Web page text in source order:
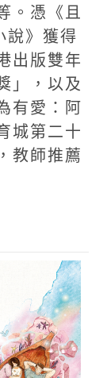
。憑《且
說》獲得
出版雙年
」，以及
有愛：阿
城第二十
教師推薦